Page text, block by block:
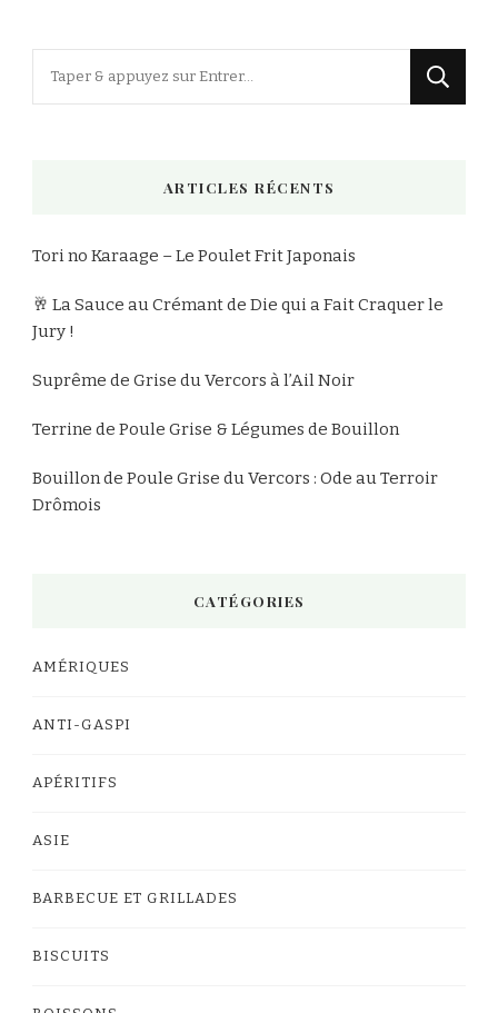
ARTICLES RÉCENTS
Tori no Karaage – Le Poulet Frit Japonais
🥂 La Sauce au Crémant de Die qui a Fait Craquer le
Jury !
Suprême de Grise du Vercors à l’Ail Noir
Terrine de Poule Grise & Légumes de Bouillon
Bouillon de Poule Grise du Vercors : Ode au Terroir
Drômois
CATÉGORIES
AMÉRIQUES
ANTI-GASPI
APÉRITIFS
ASIE
BARBECUE ET GRILLADES
BISCUITS